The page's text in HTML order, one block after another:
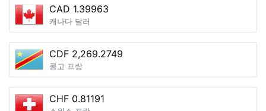
CAD 1.39963
캐나다 달러
CDF 2,269.2749
콩고 프랑
CHF 0.81191